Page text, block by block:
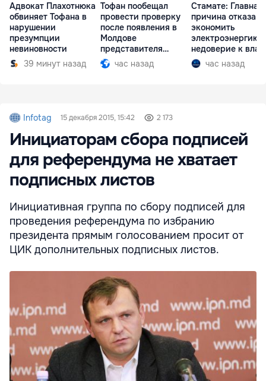
Адвокат Плахотнюка
обвиняет Тофана в
нарушении
презумпции
невиновности
39 минут назад
Тофан пообещал
провести проверку
после появления в
Молдове
представителя
Южной Осетии
час назад
Стамате: Главная
причина отказа
экономить
электроэнергию
недоверие к
час назад
Infotag 15 декабря 2015, 15:42 2 173
Инициаторам сбора подписей
для референдума не хватает
подписных листов
Инициативная группа по сбору подписей для
проведения референдума по избранию
президента прямым голосованием просит от
ЦИК дополнительных подписных листов.